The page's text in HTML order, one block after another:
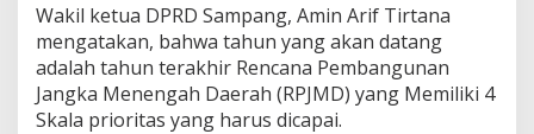
Wakil ketua DPRD Sampang, Amin Arif Tirtana
mengatakan, bahwa tahun yang akan datang
adalah tahun terakhir Rencana Pembangunan
Jangka Menengah Daerah (RPJMD) yang Memiliki 4
Skala prioritas yang harus dicapai.